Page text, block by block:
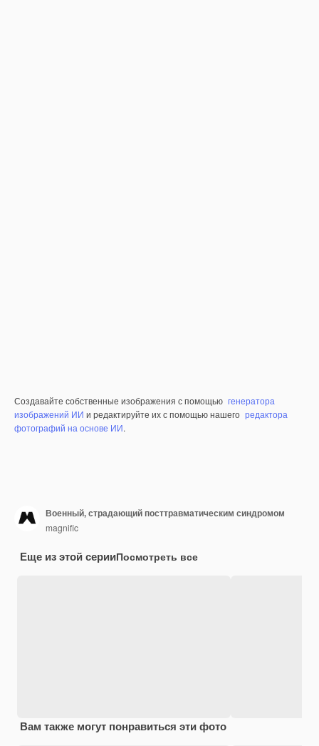
Создавайте собственные изображения с помощью генератора
изображений ИИ и редактируйте их с помощью нашего редактора
фотографий на основе ИИ.
Военный, страдающий посттравматическим синдромом
magnific
Еще из этой серииПосмотреть все
Вам также могут понравиться эти фото